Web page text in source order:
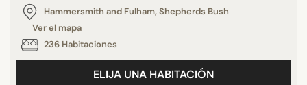
Hammersmith and Fulham, Shepherds Bush
Ver el mapa
236 Habitaciones
ELIJA UNA HABITACIÓN